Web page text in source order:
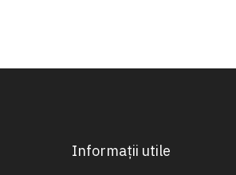
Informații utile